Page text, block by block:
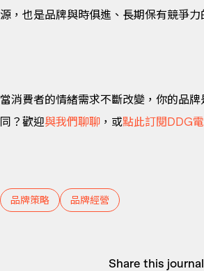
源，也是品牌與時俱進、長期保有競爭力
當消費者的情緒需求不斷改變，你的品
同？歡迎與我們聊聊 ，或點此訂閱DDG
品牌策略 品牌經營
Share this journal